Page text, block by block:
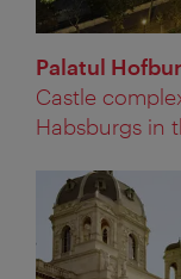
Palatul
Castle
Habsburgs in